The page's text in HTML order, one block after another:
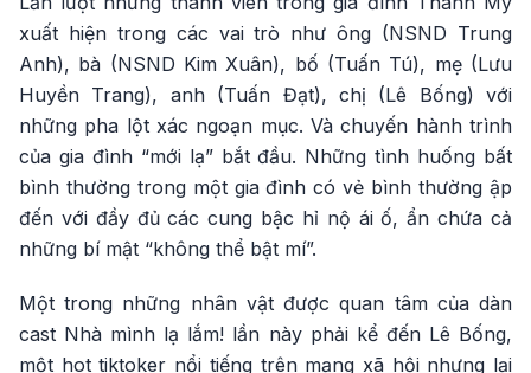
xuất hiện trong các vai trò như ông (NSND Trung
Anh), bà (NSND Kim Xuân), bố (Tuấn Tú), mẹ (Lưu
Huyền Trang), anh (Tuấn Đạt), chị (Lê Bống) với
những pha lột xác ngoạn mục. Và chuyến hành trình
của gia đình “mới lạ” bắt đầu. Những tình huống bất
bình thường trong một gia đình có vẻ bình thường ập
đến với đầy đủ các cung bậc hỉ nộ ái ố, ẩn chứa cả
những bí mật “không thể bật mí”.
Một trong những nhân vật được quan tâm của dàn
cast Nhà mình lạ lắm! lần này phải kể đến Lê Bống,
một hot tiktoker nổi tiếng trên mạng xã hội nhưng lại